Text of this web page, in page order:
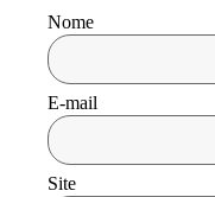
Nome
E-mail
Site